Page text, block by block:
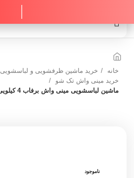
خانه خرید ماشین ظرفشویی و لباسشویی
خرید مینی واش تک‌ شو
ماشین لباسشویی مینی واش برفاب 4 کیلویی مدل WM-500
ناموجود